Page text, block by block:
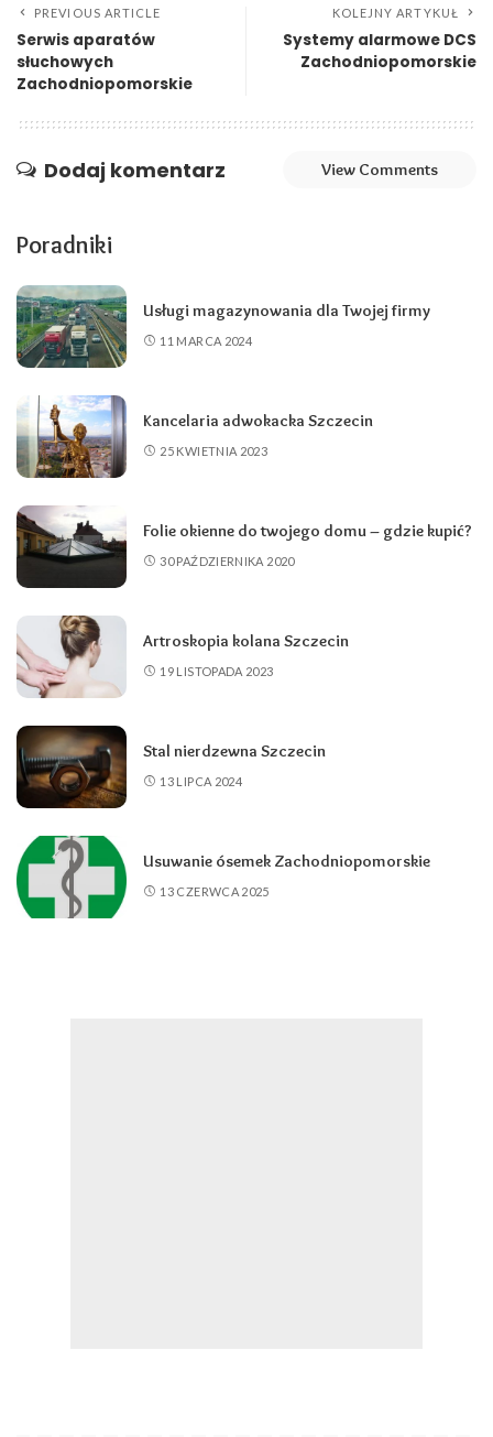
PREVIOUS ARTICLE
Serwis aparatów
słuchowych
Zachodniopomorskie
KOLEJNY ARTYKUŁ
Systemy alarmowe DCS
Zachodniopomorskie
Dodaj komentarz View Comments
Poradniki
Usługi magazynowania dla Twojej firmy
11 MARCA 2024
Kancelaria adwokacka Szczecin
25 KWIETNIA 2023
Folie okienne do twojego domu – gdzie kupić?
30 PAŹDZIERNIKA 2020
Artroskopia kolana Szczecin
19 LISTOPADA 2023
Stal nierdzewna Szczecin
13 LIPCA 2024
Usuwanie ósemek Zachodniopomorskie
13 CZERWCA 2025